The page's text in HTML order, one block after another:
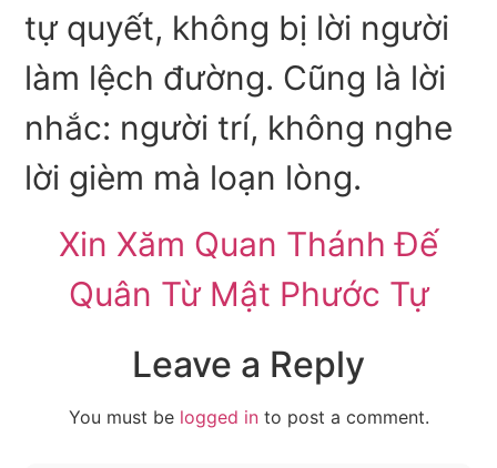
tự quyết, không bị lời người
làm lệch đường. Cũng là lời
nhắc: người trí, không nghe
lời gièm mà loạn lòng.
Xin Xăm Quan Thánh Đế
Quân Từ Mật Phước Tự
Leave a Reply
You must be logged into post a comment.